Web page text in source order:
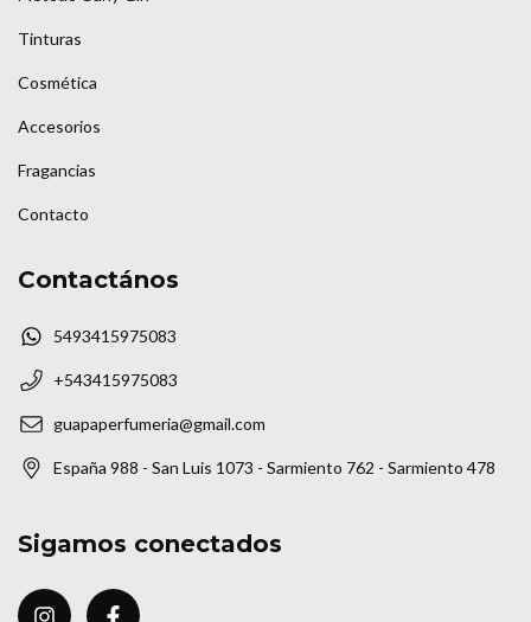
Tinturas
Cosmética
Accesorios
Fragancias
Contacto
Contactános
5493415975083
+543415975083
guapaperfumeria@gmail.com
España 988 - San Luis 1073 - Sarmiento 762 - Sarmiento 478
Sigamos conectados